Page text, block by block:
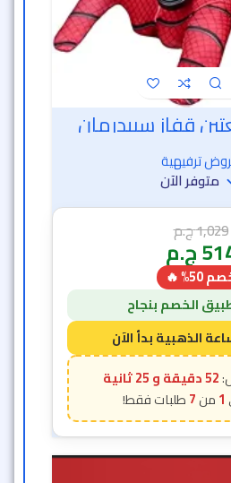
قفاز سبيدرمان
ترفيهية
متوفر الآن
1,029ج.م
ج.م
50% 🔥
52 دقيقة و 23 ثانية
1
7